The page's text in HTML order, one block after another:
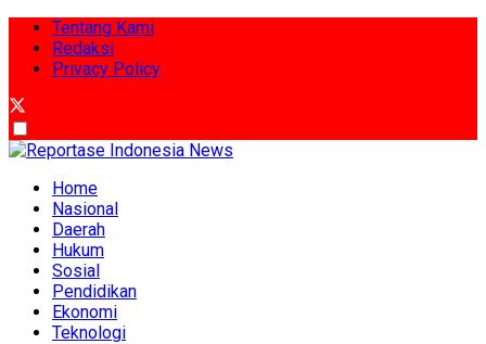
Tentang Kami
Redaksi
Privacy Policy
Home
Nasional
Daerah
Hukum
Sosial
Pendidikan
Ekonomi
Teknologi